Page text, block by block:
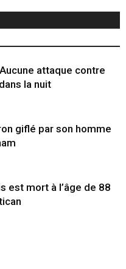
attaque contre
la nuit
giflé par son homme
est mort à l’âge de 88